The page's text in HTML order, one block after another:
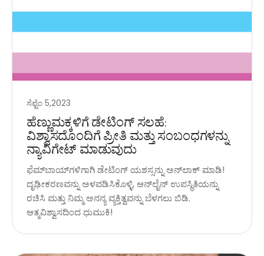
ಸೆಪ್ಟೆಂ 5,2023
ಹೆಣ್ಣುಮಕ್ಕಳಿಗೆ ಡೇಟಿಂಗ್ ಸಲಹೆ:
ವಿಶ್ವಾಸದೊಂದಿಗೆ ಪ್ರೀತಿ ಮತ್ತು ಸಂಬಂಧಗಳನ್ನು
ನ್ಯಾವಿಗೇಟ್ ಮಾಡುವುದು
ಫೆಮ್‌ಬಾಯ್‌ಗಳಿಗಾಗಿ ಡೇಟಿಂಗ್ ಯಶಸ್ಸನ್ನು ಅನ್‌ಲಾಕ್ ಮಾಡಿ!
ದೃಢೀಕರಣವನ್ನು ಅಳವಡಿಸಿಕೊಳ್ಳಿ, ಆನ್‌ಲೈನ್ ಉಪಸ್ಥಿತಿಯನ್ನು
ರಚಿಸಿ ಮತ್ತು ನಿಮ್ಮ ಅನನ್ಯ ವ್ಯಕ್ತಿತ್ವವನ್ನು ಬೆಳಗಲು ಬಿಡಿ.
ಆತ್ಮವಿಶ್ವಾಸದಿಂದ ಧುಮುಕಿ!